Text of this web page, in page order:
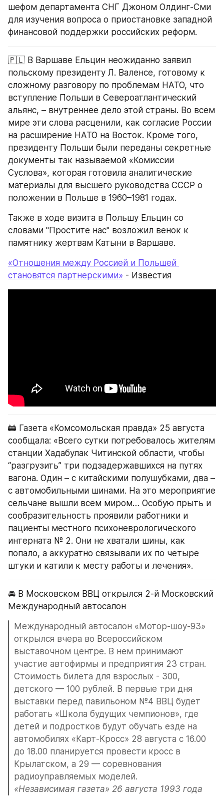
шефом департамента СНГ Джоном Олдинг-Сми
для изучения вопроса о приостановке западной
финансовой поддержки российских реформ.
🇵🇱 В Варшаве Ельцин неожиданно заявил
польскому президенту Л. Валенсе, готовому к
сложному разговору по проблемам НАТО, что
вступление Польши в Североатлантический
альянс, – внутреннее дело этой страны. Во всем
мире эти слова расценили, как согласие России
на расширение НАТО на Восток. Кроме того,
президенту Польши были переданы секретные
документы так называемой «Комиссии
Суслова», которая готовила аналитические
материалы для высшего руководства СССР о
положении в Польше в 1960–1981 годах.
Также в ходе визита в Польшу Ельцин со
словами "Простите нас" возложил венок к
памятнику жертвам Катыни в Варшаве.
«Отношения между Россией и Польшей
становятся партнерскими» - Известия
🚋 Газета «Комсомольская правда» 25 августа
сообщала: «Всего сутки потребовалось жителям
станции Хадабулак Читинской области, чтобы
“разгрузить” три подзадержавшихся на путях
вагона. Один – с китайскими полушубками, два –
с автомобильными шинами. На это мероприятие
сельчане вышли всем миром… Особую прыть и
сообразительность проявили работники и
пациенты местного психоневрологического
интерната № 2. Они не хватали шины, как
попало, а аккуратно связывали их по четыре
штуки и катили к месту работы и лечения».
🚘 В Московском ВВЦ открылся 2-й Московский
Международный автосалон
Международный автосалон «Мотор-шоу-93»
открылся вчера во Всероссийском
выставочном центре. В нем принимают
участие автофирмы и предприятия 23 стран.
Стоимость билета для взрослых - 300,
детского — 100 рублей. В первые три дня
выставки перед павильоном №4 ВВЦ будет
работать «Школа будущих чемпионов», где
детей и подростков будут обучать езде на
автомобилях «Карт-Кросс» 28 августа с 16.00
до 18.00 планируется провести кросс в
Крылатском, а 29 — соревнования
радиоуправляемых моделей.
«Независимая газета» 26 августа 1993 года